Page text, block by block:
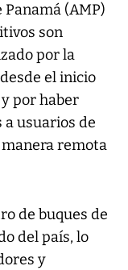
(AMP)
son
por la
el inicio
por haber
usuarios de
remota
de buques de
del país, lo
y